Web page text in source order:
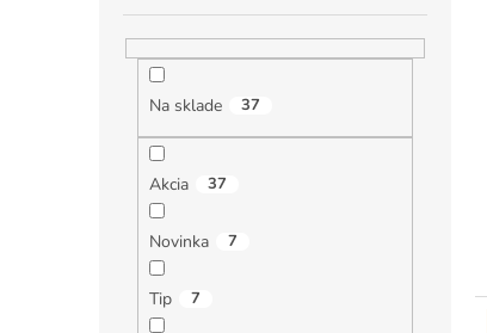
Na sklade 37
Akcia 37
Novinka 7
Tip 7